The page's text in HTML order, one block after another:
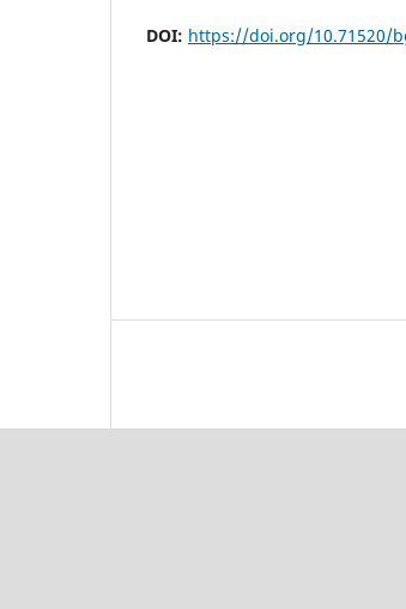
DOI: https://doi.org/10.71520/